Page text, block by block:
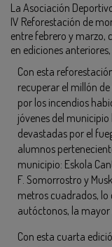
La Asociación
IV Reforestación de
entre febrero y marzo,
en ediciones
Con esta
recuperar el millón
por los incendios
jóvenes del
devastadas por el
alumnos
municipio: Eskola
F. Somorrostro y
metros cuadrados,
autóctonos, la
Con esta cuarta